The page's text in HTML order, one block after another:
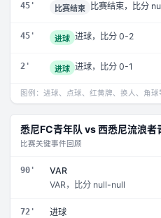
45' 比赛结束 比赛结束，比分
45' 进球 进球，比分 0-2
2' 进球 进球，比分 0-1
图例：进球、点球、红黄牌、换人、角球
悉尼FC青年队 vs西悉尼流浪者
比赛关键事件回顾
90'
VAR
VAR，比分 null-null
72'
进球